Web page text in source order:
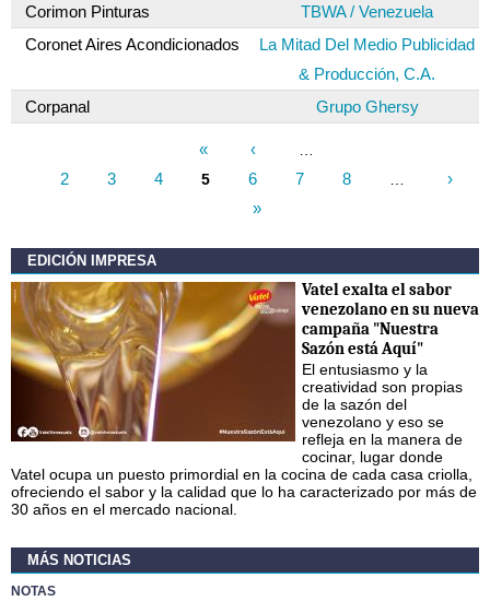
Corimon Pinturas
TBWA / Venezuela
Coronet Aires Acondicionados
La Mitad Del Medio Publicidad
& Producción, C.A.
Corpanal
Grupo Ghersy
Páginas
« ‹
2 3 4 5 6 7 8
›
»
EDICIÓN IMPRESA
Vatel exalta el sabor
venezolano en su nueva
campaña "Nuestra
Sazón está Aquí"
El entusiasmo y la
creatividad son propias
de la sazón del
venezolano y eso se
refleja en la manera de
cocinar, lugar donde
Vatel ocupa un puesto primordial en la cocina de cada casa criolla,
ofreciendo el sabor y la calidad que lo ha caracterizado por más de
30 años en el mercado nacional.
MÁS NOTICIAS
NOTAS